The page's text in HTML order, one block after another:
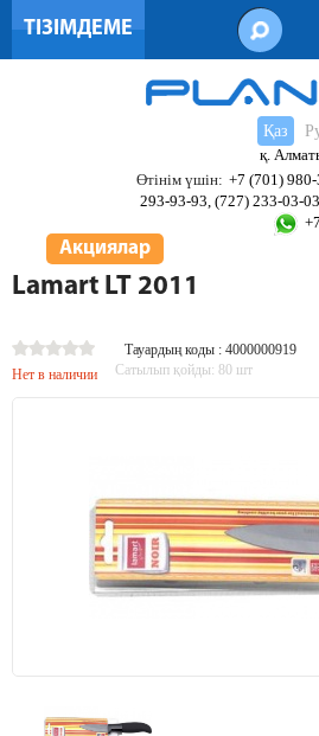
ТІЗІМДЕМЕ
Қаз
қ.
Өтінім үшін: +7 (701)
293-93-93, (727) 233-03-
Акциялар
Lamart LT 2011
Тауардың коды : 4000000919
Нет в наличии
Сатылып қойды: 80 шт